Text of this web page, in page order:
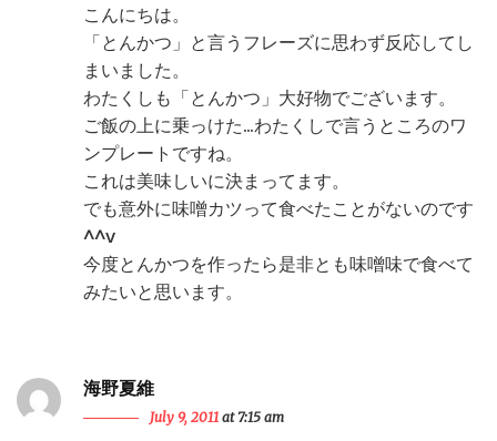
こんにちは。
「とんかつ」と言うフレーズに思わず反応してし
まいました。
わたくしも「とんかつ」大好物でございます。
ご飯の上に乗っけた…わたくしで言うところのワ
ンプレートですね。
これは美味しいに決まってます。
でも意外に味噌カツって食べたことがないのです
^^v
今度とんかつを作ったら是非とも味噌味で食べて
みたいと思います。
海野夏維
July 9, 2011 at 7:15 am